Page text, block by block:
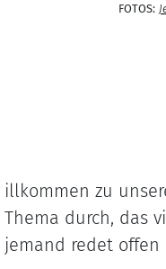
FOTOS:
illkommen zu
Thema durch, das
jemand redet offen